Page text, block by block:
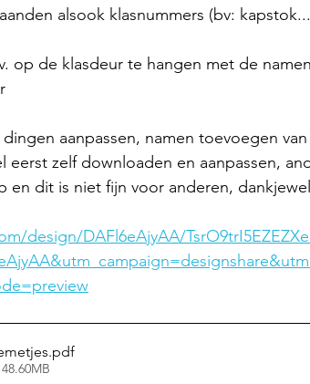
alsook klasnummers (bv:
op de klasdeur te hangen met de
aanpassen, namen toevoegen
eerst zelf downloaden en aanpassen,
en dit is niet fijn voor anderen,
design/DAFl6eAjyAA/
.pdf